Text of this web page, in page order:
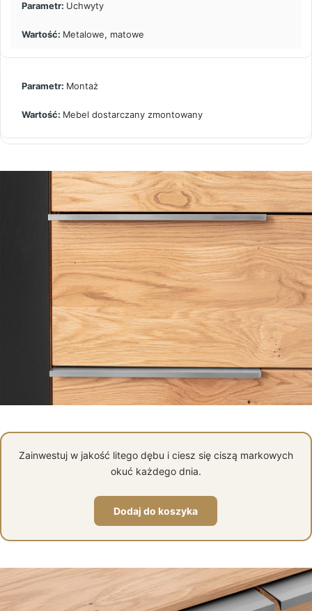
Uchwyty
Metalowe, matowe
Montaż
Mebel dostarczany zmontowany
Zainwestuj w jakość litego dębu i ciesz się ciszą markowych
okuć każdego dnia.
Dodaj do koszyka